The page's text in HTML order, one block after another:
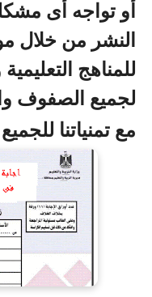
أو تواجه أى
النشر من خلال
للمناهج
لجميع الصفوف
مع تمنياتنا